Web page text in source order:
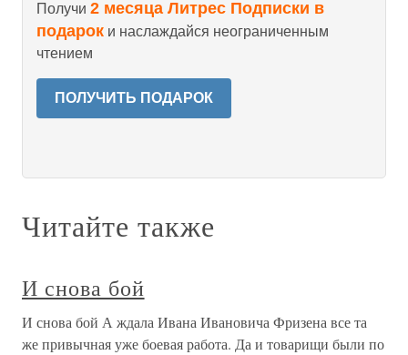
Получи 2 месяца Литрес Подписки в
подарок и наслаждайся неограниченным
чтением
ПОЛУЧИТЬ ПОДАРОК
Читайте также
И снова бой
И снова бой А ждала Ивана Ивановича Фризена все та
же привычная уже боевая работа. Да и товарищи были по